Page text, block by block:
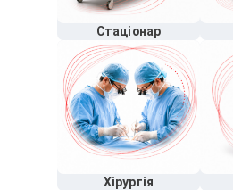
Стаціонар
Хірургія